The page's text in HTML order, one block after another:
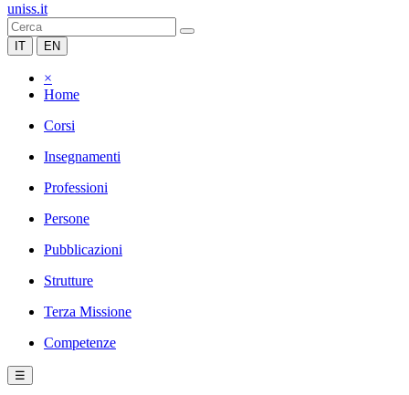
uniss.it
IT EN
×
Home
Corsi
Insegnamenti
Professioni
Persone
Pubblicazioni
Strutture
Terza Missione
Competenze
☰